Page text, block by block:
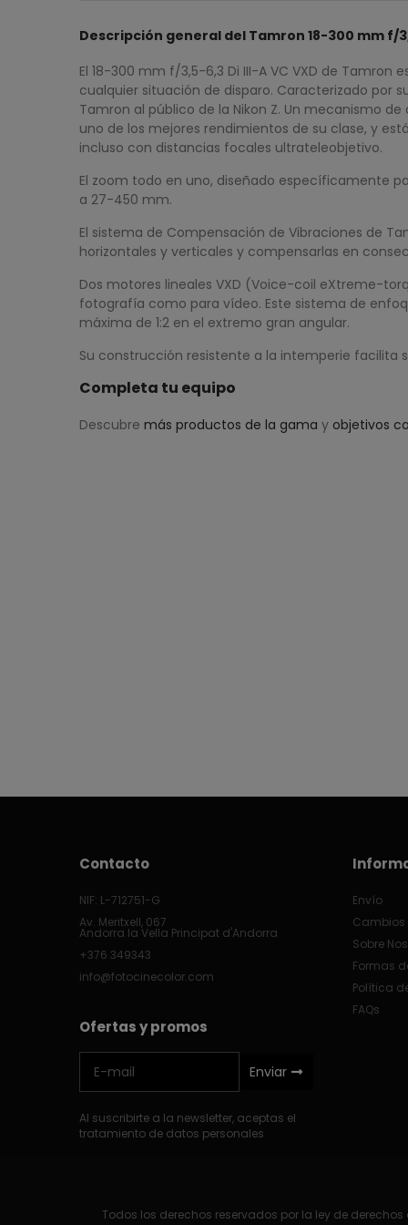
Descripción general del Tamron 18-300 mm f/
El 18-300 mm f/3,5-6,3 Di III-A VC VXD de
cualquier situación de disparo. Caracterizado por
Tamron al público de la Nikon Z. Un mecanismo
uno de los mejores rendimientos de su clase, y
incluso con distancias focales ultrateleobjetivo.
El zoom todo en uno, diseñado específicamente
a 27-450 mm.
El sistema de Compensación de Vibraciones de
horizontales y verticales y compensarlas en
Dos motores lineales VXD (Voice-coil eXtreme-
fotografía como para vídeo. Este sistema de
máxima de 1:2 en el extremo gran angular.
Su construcción resistente a la intemperie facilita
Completa tu equipo
Descubre más productos de la gama y objetivos
Contacto
NIF: L-712751-G
Av. Meritxell, 067
Andorra la Vella Principat d'Andorra
+376 349343
info@fotocinecolor.com
Ofertas y promos
Enviar
Al suscribirte a la newsletter, aceptas el
tratamiento de datos personales
Envío
Cambios
Sobre
Formas
Política
FAQs
Todos los derechos reservados por la ley de